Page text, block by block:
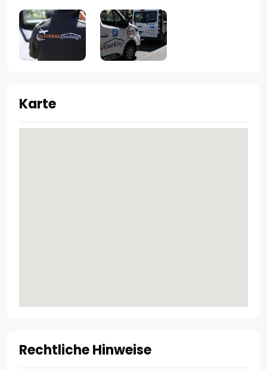
Karte
Rechtliche Hinweise